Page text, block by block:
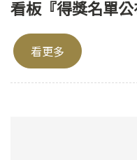
看板『得獎名單公
看更多